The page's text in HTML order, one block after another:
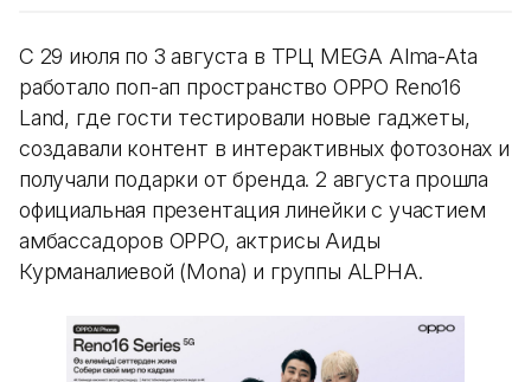
С 29 июля по 3 августа в ТРЦ MEGA Alma-Ata
работало поп-ап пространство OPPO Reno16
Land, где гости тестировали новые гаджеты,
создавали контент в интерактивных фотозонах и
получали подарки от бренда. 2 августа прошла
официальная презентация линейки с участием
амбассадоров OPPO, актрисы Аиды
Курманалиевой (Mona) и группы ALPHA.